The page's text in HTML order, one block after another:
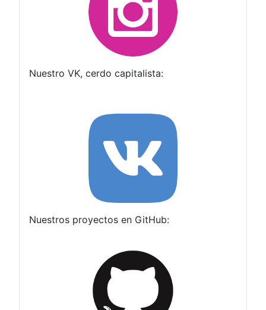
Nuestro VK, cerdo capitalista:
Nuestros proyectos en GitHub: